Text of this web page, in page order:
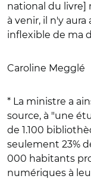
national du livre]
à venir, il n'y
inflexible de ma
Caroline Megglé
* La ministre a
source, à "une
de 1.100
seulement 23%
000 habitants
numériques à